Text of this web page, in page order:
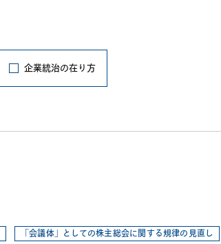
企業統治の在り方
「会議体」としての株主総会に関する規律の見直し